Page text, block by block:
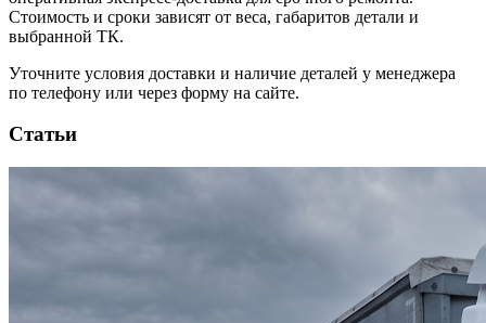
Стоимость и сроки зависят от веса, габаритов детали и
выбранной ТК.
Уточните условия доставки и наличие деталей у менеджера
по телефону или через форму на сайте.
Статьи